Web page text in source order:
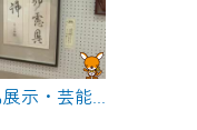
【東郷】春の文化祭 作品展示・芸能大会